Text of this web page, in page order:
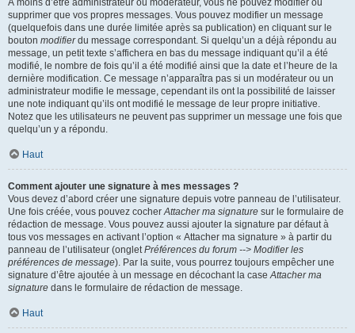
À moins d’être administrateur ou modérateur, vous ne pouvez modifier ou
supprimer que vos propres messages. Vous pouvez modifier un message
(quelquefois dans une durée limitée après sa publication) en cliquant sur le
bouton modifierdu message correspondant. Si quelqu’un a déjà répondu au
message, un petit texte s’affichera en bas du message indiquant qu’il a été
modifié, le nombre de fois qu’il a été modifié ainsi que la date et l’heure de la
dernière modification. Ce message n’apparaîtra pas si un modérateur ou un
administrateur modifie le message, cependant ils ont la possibilité de laisser
une note indiquant qu’ils ont modifié le message de leur propre initiative.
Notez que les utilisateurs ne peuvent pas supprimer un message une fois que
quelqu’un y a répondu.
Haut
Comment ajouter une signature à mes messages ?
Vous devez d’abord créer une signature depuis votre panneau de l’utilisateur.
Une fois créée, vous pouvez cocherAttacher ma signature sur le formulaire de
rédaction de message. Vous pouvez aussi ajouter la signature par défaut à
tous vos messages en activant l’option « Attacher ma signature » à partir du
panneau de l’utilisateur (ongletPréférences du forum --> Modifier les
préférences de message). Par la suite, vous pourrez toujours empêcher une
signature d’être ajoutée à un message en décochant la caseAttacher ma
signature dans le formulaire de rédaction de message.
Haut